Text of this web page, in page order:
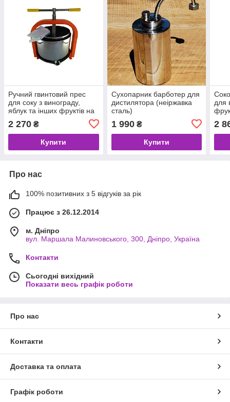
Ручний гвинтовий прес
для соку з винограду,
яблук та інших фруктів на
неіржавка сталь.
2 270 ₴
Купити
Сухопарник барботер для
дистилятора (неіржавка
сталь)
1 990₴
Купити
для
2
Про нас
100% позитивних з 5 відгуків за рік
Працює з 26.12.2014
м. Дніпро
вул. Маршала Малиновського, 300, Дніпро, Україна
Контакти
Сьогодні вихідний
Показати весь графік роботи
Про нас
Контакти
Доставка та оплата
Графік роботи